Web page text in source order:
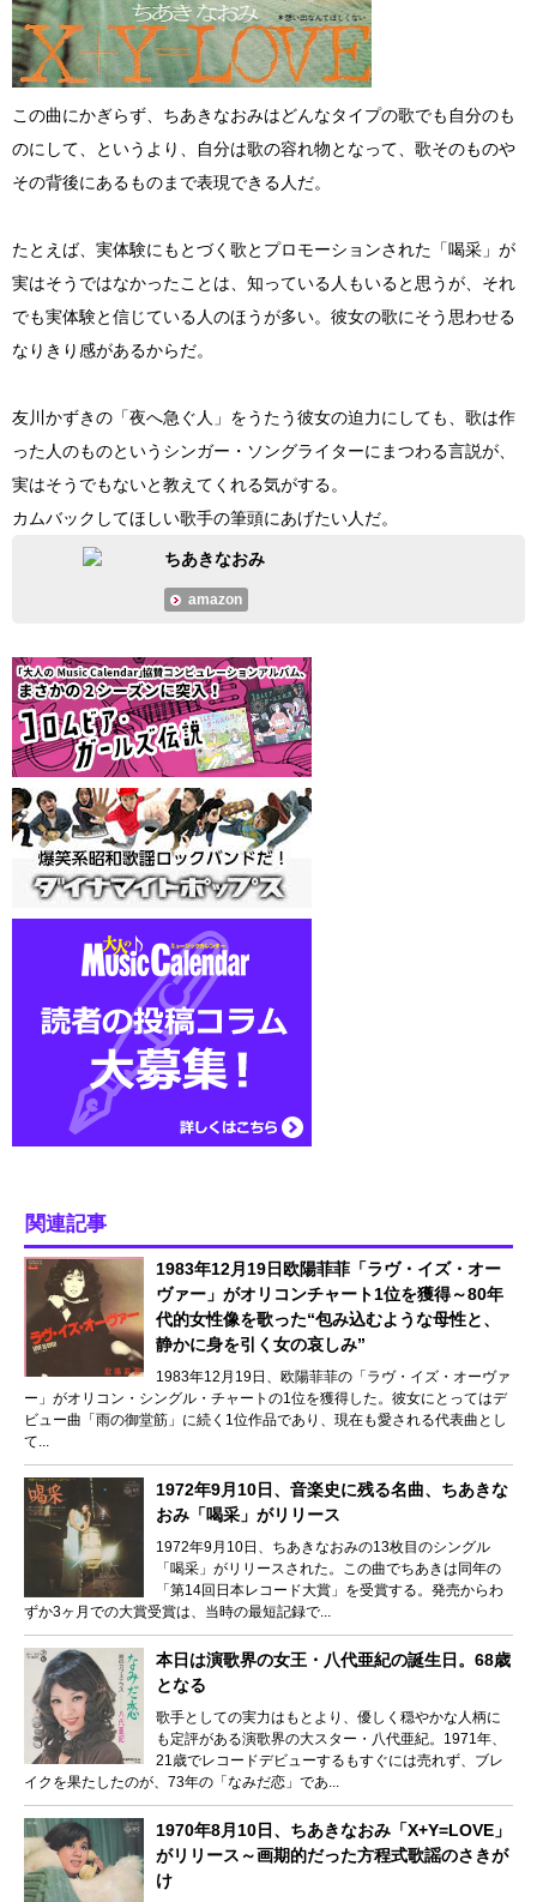
この曲にかぎらず、ちあきなおみはどんなタイプの歌でも自分のも
のにして、というより、自分は歌の容れ物となって、歌そのものや
その背後にあるものまで表現できる人だ。
たとえば、実体験にもとづく歌とプロモーションされた「喝采」が
実はそうではなかったことは、知っている人もいると思うが、それ
でも実体験と信じている人のほうが多い。彼女の歌にそう思わせる
なりきり感があるからだ。
友川かずきの「夜へ急ぐ人」をうたう彼女の迫力にしても、歌は作
った人のものというシンガー・ソングライターにまつわる言説が、
実はそうでもないと教えてくれる気がする。
カムバックしてほしい歌手の筆頭にあげたい人だ。
ちあきなおみ
amazon
関連記事
1983年12月19日欧陽菲菲「ラヴ・イズ・オー
ヴァー」がオリコンチャート1位を獲得～80年
代的女性像を歌った“包み込むような母性と、
静かに身を引く女の哀しみ”
1983年12月19日、欧陽菲菲の「ラヴ・イズ・オーヴァ
ー」がオリコン・シングル・チャートの1位を獲得した。彼女にとってはデ
ビュー曲「雨の御堂筋」に続く1位作品であり、現在も愛される代表曲とし
て...
1972年9月10日、音楽史に残る名曲、ちあきな
おみ「喝采」がリリース
1972年9月10日、ちあきなおみの13枚目のシングル
「喝采」がリリースされた。この曲でちあきは同年の
「第14回日本レコード大賞」を受賞する。発売からわ
ずか3ヶ月での大賞受賞は、当時の最短記録で...
本日は演歌界の女王・八代亜紀の誕生日。68歳
となる
歌手としての実力はもとより、優しく穏やかな人柄に
も定評がある演歌界の大スター・八代亜紀。1971年、
21歳でレコードデビューするもすぐには売れず、ブレ
イクを果たしたのが、73年の「なみだ恋」であ...
1970年8月10日、ちあきなおみ「X+Y=LOVE」
がリリース～画期的だった方程式歌謡のさきが
け